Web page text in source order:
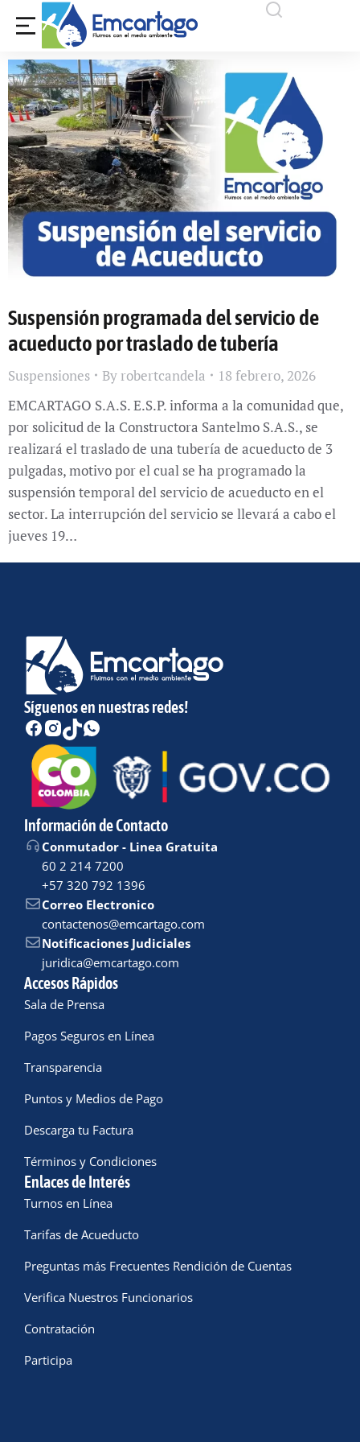
Suspensión programada del servicio de
acueducto por traslado de tubería
Suspensiones By robertcandela
18 febrero, 2026
EMCARTAGO S.A.S. E.S.P. informa a la comunidad que,
por solicitud de la Constructora Santelmo S.A.S., se
realizará el traslado de una tubería de acueducto de 3
pulgadas, motivo por el cual se ha programado la
suspensión temporal del servicio de acueducto en el
sector. La interrupción del servicio se llevará a cabo el
jueves 19…
Síguenos en nuestras redes!
Información de Contacto
Conmutador - Linea Gratuita
60 2 214 7200
+57 320 792 1396
Correo Electronico
contactenos@emcartago.com
Notificaciones Judiciales
juridica@emcartago.com
Accesos Rápidos
Sala de Prensa
Pagos Seguros en Línea
Transparencia
Puntos y Medios de Pago
Descarga tu Factura
Términos y Condiciones
Enlaces de Interés
Turnos en Línea
Tarifas de Acueducto
Preguntas más Frecuentes Rendición de Cuentas
Verifica Nuestros Funcionarios
Contratación
Participa